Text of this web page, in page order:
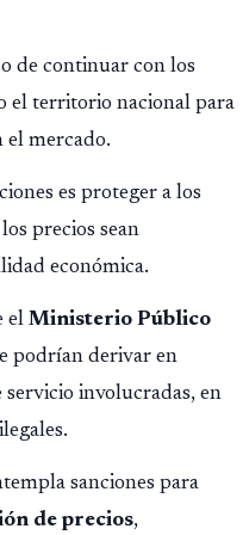
de continuar con los
el territorio nacional para
el mercado.
es proteger a los
precios sean
económica.
el Ministerio Público
podrían derivar en
servicio involucradas, en
sanciones para
de precios,